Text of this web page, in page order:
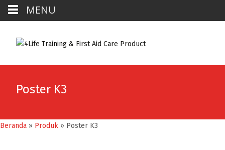
Poster K3
Beranda » Produk » Poster K3
MENU